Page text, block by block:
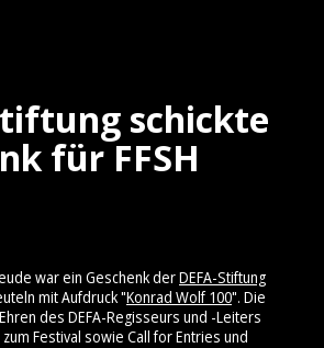
schickte
für FFSH
war ein Geschenk derDEFA-Stiftung
mit Aufdruck "Konrad Wolf 100". Die
des DEFA-Regisseurs und -Leiters
Festival sowie Call for Entries und